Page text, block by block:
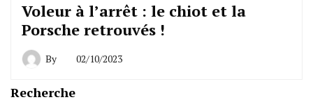
Voleur à l’arrêt : le chiot et la
Porsche retrouvés !
By 02/10/2023
Recherche